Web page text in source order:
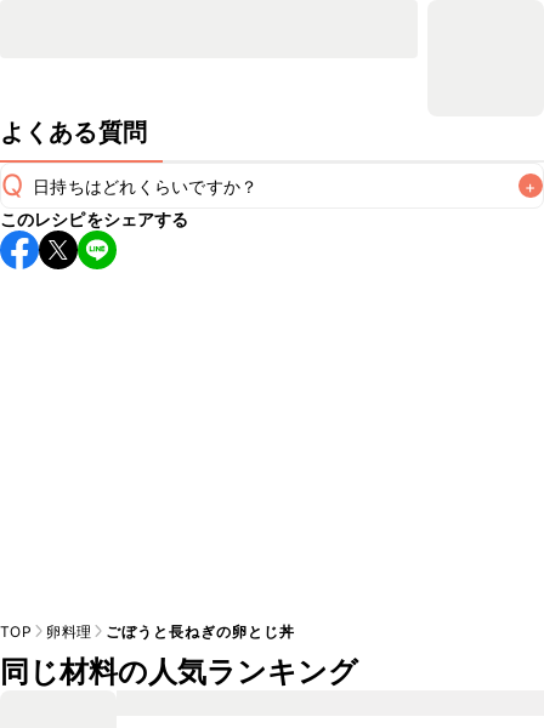
よくある質問
Q 日持ちはどれくらいですか？ +
こちらのレシピは出来たてをお召し上がりいただくことをお
すすめします。
このレシピをシェアする
TOP 卵料理 ごぼうと長ねぎの卵とじ丼
同じ材料の人気ランキング